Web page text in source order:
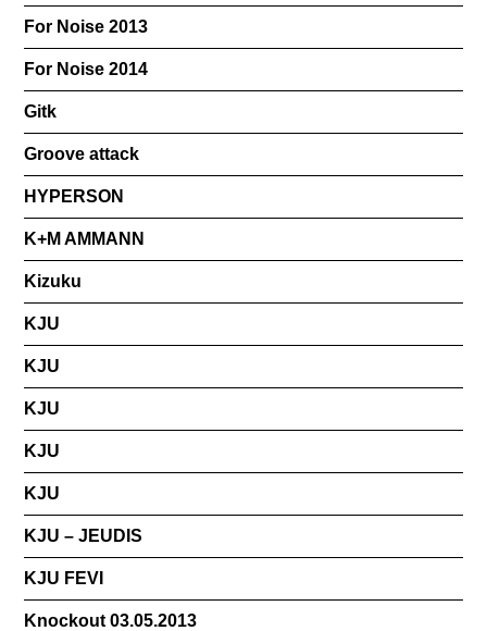
For Noise 2013
For Noise 2014
Gitk
Groove attack
HYPERSON
K+M AMMANN
Kizuku
KJU
KJU
KJU
KJU
KJU
KJU – JEUDIS
KJU FEVI
Knockout 03.05.2013